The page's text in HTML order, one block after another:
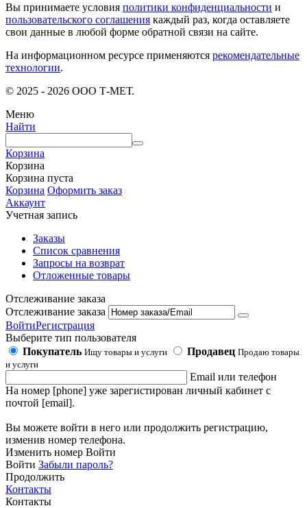
Вы принимаете условия политики конфиденциальности и
пользовательского соглашения каждый раз, когда оставляете
свои данные в любой форме обратной связи на сайте.
На информационном ресурсе применяются рекомендательные
технологии.
© 2025 - 2026 ООО Т-МЕТ.
Меню
Найти
Корзина
Корзина
Корзина пуста
Корзина Оформить заказ
Аккаунт
Учетная запись
Заказы
Список сравнения
Запросы на возврат
Отложенные товары
Отслеживание заказа
Отслеживание заказа
ВойтиРегистрация
Выберите тип пользователя
Покупатель Ищу товары и услуги Продавец Продаю товары
и услуги
Email или телефон
На номер [phone] уже зарегистирован личный кабинет с
почтой [email].
Вы можете войти в него или продолжить регистрацию,
изменив номер телефона.
Изменить номер Войти
Войти Забыли пароль?
Продолжить
Контакты
Контакты